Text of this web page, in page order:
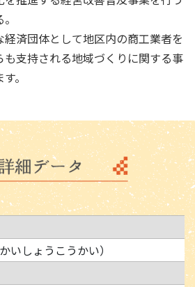
済団体として地区内の商工業者を
支持される地域づくりに関する事
。
いしょうこうかい）